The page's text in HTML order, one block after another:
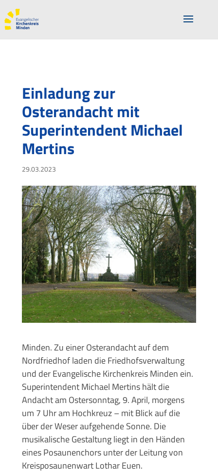
Einladung zur
Osterandacht mit
Superintendent Michael
Mertins
29.03.2023
Minden. Zu einer Osterandacht auf dem
Nordfriedhof laden die Friedhofsverwaltung
und der Evangelische Kirchenkreis Minden ein.
Superintendent Michael Mertins hält die
Andacht am Ostersonntag, 9. April, morgens
um 7 Uhr am Hochkreuz – mit Blick auf die
über der Weser aufgehende Sonne. Die
musikalische Gestaltung liegt in den Händen
eines Posaunenchors unter der Leitung von
Kreisposaunenwart Lothar Euen.